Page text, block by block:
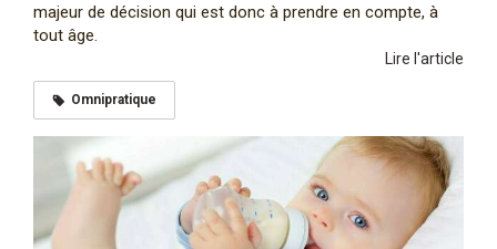
majeur de décision qui est donc à prendre en compte, à
tout âge.
Lire l'article
Omnipratique